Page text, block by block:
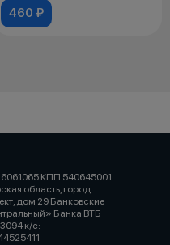
460 ₽
КПП 540645001
область, город
дом 29 Банковские
Банка ВТБ
к/с: